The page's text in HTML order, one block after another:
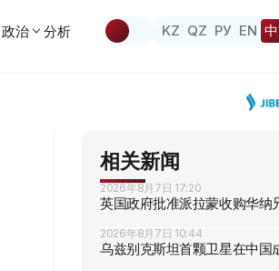
政治 分析 KZ QZ РУ EN
相关新闻
2026年8月7日 17:20
英国政府批准派拉蒙收购华纳
2026年8月7日 10:44
乌兹别克斯坦首颗卫星在中国